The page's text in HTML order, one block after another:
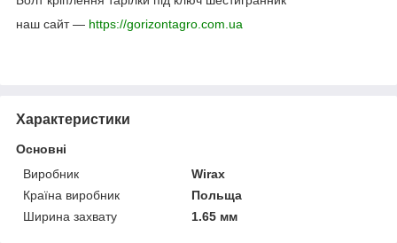
наш сайт — https://gorizontagro.com.ua
Характеристики
Основні
Виробник
Wirax
Країна виробник
Польща
Ширина захвату
1.65 мм